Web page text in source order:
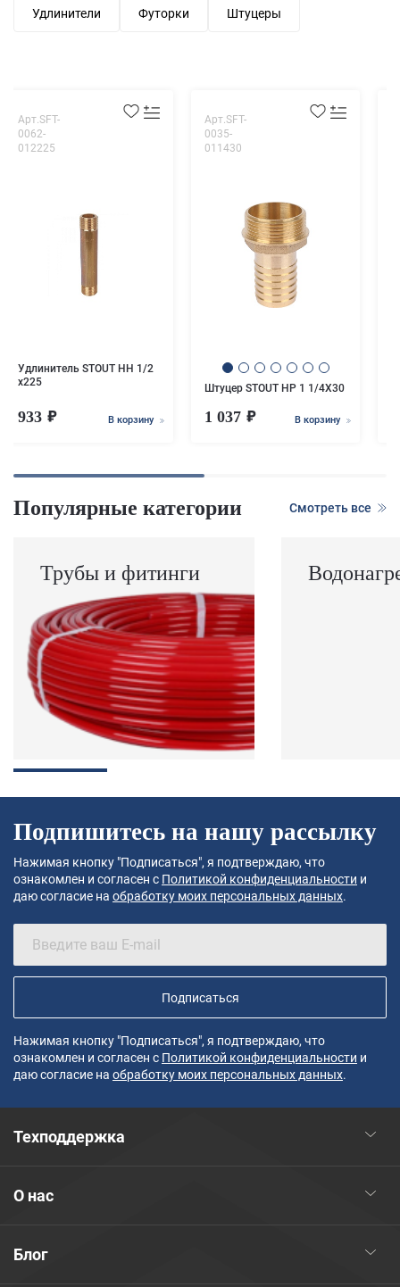
Удлинители Футорки Штуцеры
Арт.SFT-
0062-
012225
Удлинитель STOUT НН 1/2
x225
933 В корзину
Арт.SFT-
0035-
011430
Штуцер STOUT НР 1 1/4X30
1 037 В корзину
Популярные категории Смотреть все
Трубы и фитинги
Подпишитесь на нашу рассылку
Нажимая кнопку "Подписаться", я подтверждаю, что
ознакомлен и согласен с Политикой конфиденциальности и
даю согласие на обработку моих персональных данных.
Подписаться
Нажимая кнопку "Подписаться", я подтверждаю, что
ознакомлен и согласен с Политикой конфиденциальности и
даю согласие на обработку моих персональных данных.
Блог
О нас
Техподдержка